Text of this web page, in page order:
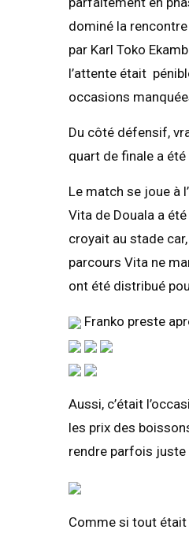
dominé la
par Karl Toko
l’attente était
occasions
Du côté défensif,
quart de finale a
Le match se joue à
Vita de Douala a
croyait au stade
parcours Vita ne
ont été distribué
Franko preste
Aussi, c’était
les prix des
rendre parfois juste
Comme si tout était